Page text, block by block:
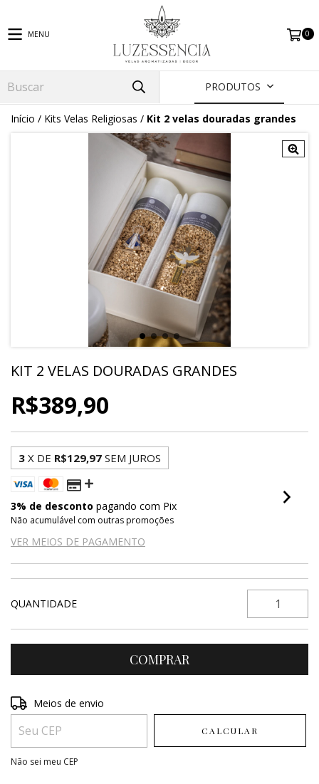
MENU 0
PRODUTOS
Início / Kits Velas Religiosas / Kit 2 velas douradas grandes
KIT 2 VELAS DOURADAS GRANDES
R$389,90
3 X DE R$129,97 SEM JUROS
3% de desconto pagando com Pix
Não acumulável com outras promoções
VER MEIOS DE PAGAMENTO
QUANTIDADE
Entregas para o CEP:
Meios de envio
CALCULAR
Não sei meu CEP